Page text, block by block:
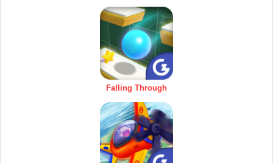
Falling Through